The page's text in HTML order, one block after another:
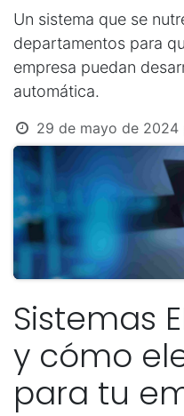
Un sistema que se
departamentos para
empresa puedan
automática.
29 de mayo de 2024
Sistemas
y cómo
para tu